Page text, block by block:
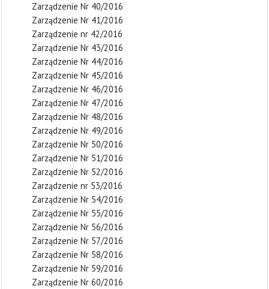
Zarządzenie Nr 40/2016
Zarządzenie Nr 41/2016
Zarządzenie nr 42/2016
Zarządzenie Nr 43/2016
Zarządzenie Nr 44/2016
Zarządzenie Nr 45/2016
Zarządzenie Nr 46/2016
Zarządzenie Nr 47/2016
Zarządzenie Nr 48/2016
Zarządzenie Nr 49/2016
Zarządzenie Nr 50/2016
Zarządzenie Nr 51/2016
Zarządzenie Nr 52/2016
Zarządzenie nr 53/2016
Zarządzenie Nr 54/2016
Zarządzenie Nr 55/2016
Zarządzenie Nr 56/2016
Zarządzenie Nr 57/2016
Zarządzenie Nr 58/2016
Zarządzenie Nr 59/2016
Zarządzenie Nr 60/2016